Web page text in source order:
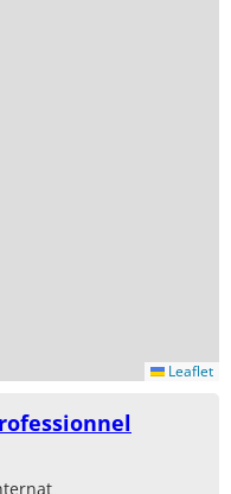
Leaflet